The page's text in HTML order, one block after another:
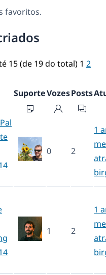
favoritos.
15 (de 19 do total) 1 2
SuporteVozesPosts
0 2
1
1 2
1